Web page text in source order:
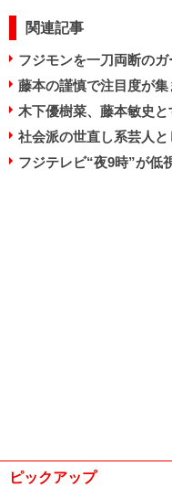
関連記事
フジモンを一刀両断の
藤本の謹慎で注目度が集
木下優樹菜、藤本敏史と
社会派の世直し系芸人
フジテレビ“夜9時”が低
ピックアップ